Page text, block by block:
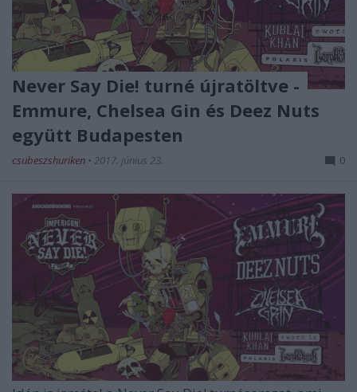
Never Say Die! turné újratöltve -
Emmure, Chelsea Gin és Deez Nuts
együtt Budapesten
csubeszshuriken • 2017. június 23. 0